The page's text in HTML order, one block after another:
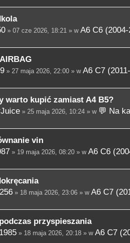
» 07 cze 2026, 18:21 » w A6 C6 (2004-
» 27 maja 2026, 22:00 » w A6 C7
warto kupić zamiast A4 B5?
» 25 maja 2026, 10:24 » w 💬 Na
vin
» 19 maja 2026, 08:20 » w A6 C6
» 18 maja 2026, 23:06 » w A6 C7
przyspieszania
» 18 maja 2026, 20:18 » w A6 C7